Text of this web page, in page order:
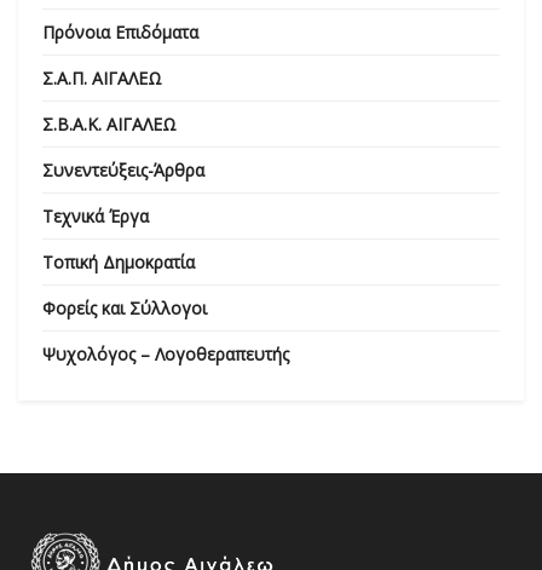
Πρόνοια Επιδόματα
Σ.Α.Π. ΑΙΓΑΛΕΩ
Σ.Β.Α.Κ. ΑΙΓΑΛΕΩ
Συνεντεύξεις-Άρθρα
Τεχνικά Έργα
Τοπική Δημοκρατία
Φορείς και Σύλλογοι
Ψυχολόγος – Λογοθεραπευτής